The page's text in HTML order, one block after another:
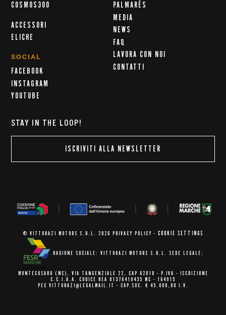
COSMOS300
ACCESSORI
ELICHE
SOCIAL
FACEBOOK
INSTAGRAM
YOUTUBE
PALMARÈS
MEDIA
NEWS
FAQ
LAVORA CON NOI
CONTATTI
STAY IN THE LOOP!
ISCRIVITI ALLA NEWSLETTER
© VITTORAZI MOTORS S.R.L. 2026 PRIVACY POLICY - COOKIE SETTINGS
RAGIONE SOCIALE: VITTORAZI MOTORS S.R.L. SEDE LEGALE:
MONTECOSARO (MC), VIA TANGENZIALE 22, CAP 62010 - P.IVA - ISCRIZIONE
C.C.I.A.A. CODICE REA 01376410435 MC - 164915
PEC VITTORAZI@LEGALMAIL.IT - CAP.SOC. € 45.000,00 I.V.